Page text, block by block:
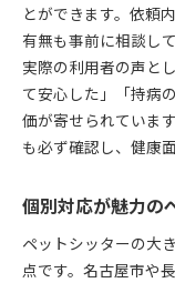
とができます。依頼
有無も事前に相談し
実際の利用者の声と
て安心した」「持病
価が寄せられていま
も必ず確認し、健康
個別対応が魅力の
ペットシッターの大
点です。名古屋市や